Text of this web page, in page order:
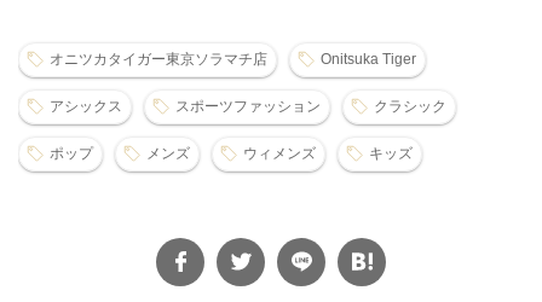
オニツカタイガー東京ソラマチ店 Onitsuka Tiger
アシックス スポーツファッション クラシック
ポップ メンズ ウィメンズ キッズ